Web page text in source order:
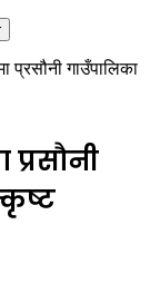
प्रसौनी गाउँपालिका